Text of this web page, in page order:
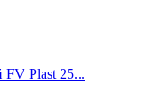
Plast 25...